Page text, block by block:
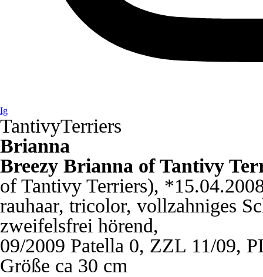
Ig
TantivyTerriers
Brianna
Breezy Brianna of Tantivy
of Tantivy Terriers),
rauhaar, tricolor, vollzahniges
zweifelsfrei hörend,
09/2009 Patella 0, ZZL 11/09,
Größe ca 30 cm